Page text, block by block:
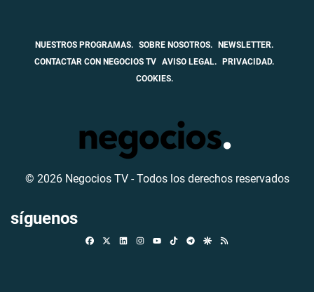
NUESTROS PROGRAMAS. SOBRE NOSOTROS.
NEWSLETTER.
CONTACTAR CON NEGOCIOS TV AVISO LEGAL.
PRIVACIDAD.
COOKIES.
© 2026 Negocios TV - Todos los derechos reservados
síguenos
FacebookLinkedinInstagramTikTokTelegramGoogle Discover